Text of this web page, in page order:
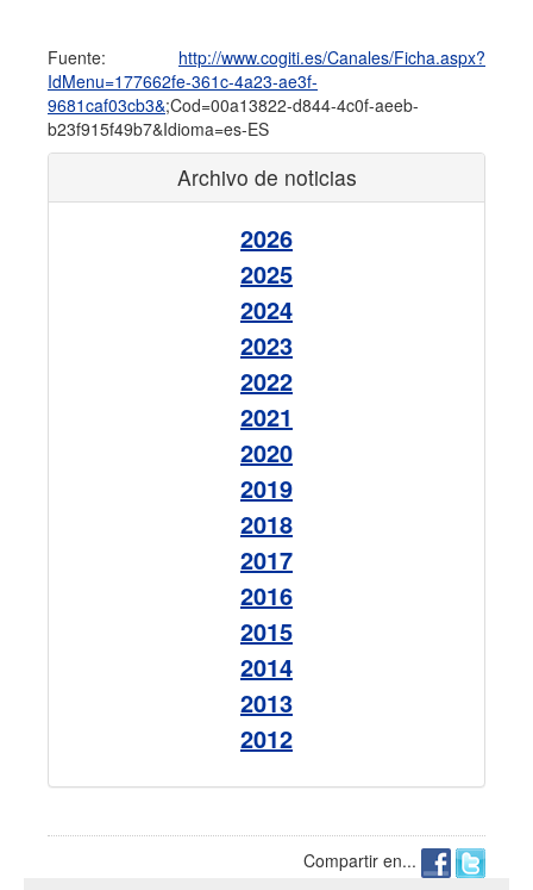
Fuente: http://www.cogiti.es/Canales/Ficha.aspx?
IdMenu=177662fe-361c-4a23-ae3f-
9681caf03cb3&;Cod=00a13822-d844-4c0f-aeeb-
b23f915f49b7&Idioma=es-ES
Archivo de noticias
2026
2025
2024
2023
2022
2021
2020
2019
2018
2017
2016
2015
2014
2013
2012
Compartir en...